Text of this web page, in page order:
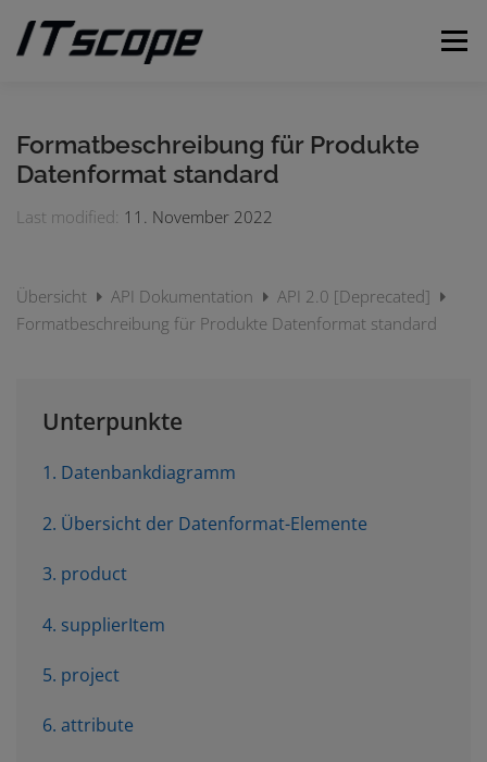
Inhalt
springen
Menü
Formatbeschreibung für Produkte
Datenformat standard
Last modified: 11. November 2022
Übersicht API Dokumentation
API 2.0 [Deprecated]
Formatbeschreibung für Produkte Datenformat standard
Unterpunkte
1. Datenbankdiagramm
2. Übersicht der Datenformat-Elemente
3. product
4. supplierItem
5. project
6. attribute